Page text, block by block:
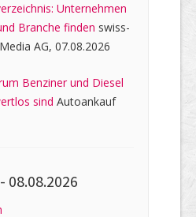
Unternehmen
Branche finden swiss-
AG, 07.08.2026
Benziner und Diesel
sind Autoankauf
08.08.2026